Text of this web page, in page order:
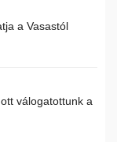
a Vasastól
válogatottunk a